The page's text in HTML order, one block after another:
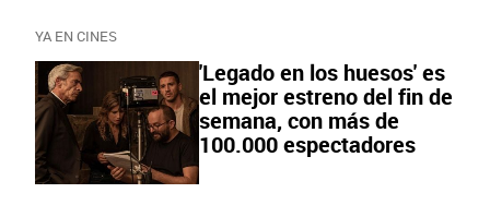
YA EN CINES
'Legado en los huesos' es
el mejor estreno del fin de
semana, con más de
100.000 espectadores